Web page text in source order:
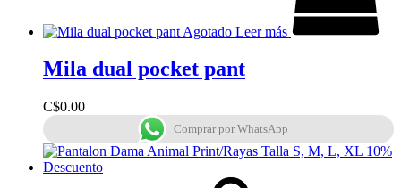
Agotado Leer más
Mila dual pocket pant
C$0.00
Comprar por WhatsApp